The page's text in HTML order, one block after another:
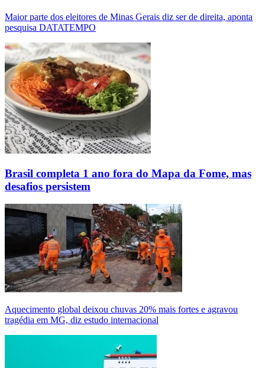
Maior parte dos eleitores de Minas Gerais diz ser de direita, aponta
pesquisa DATATEMPO
Brasil completa 1 ano fora do Mapa da Fome, mas
desafios persistem
Aquecimento global deixou chuvas 20% mais fortes e agravou
tragédia em MG, diz estudo internacional